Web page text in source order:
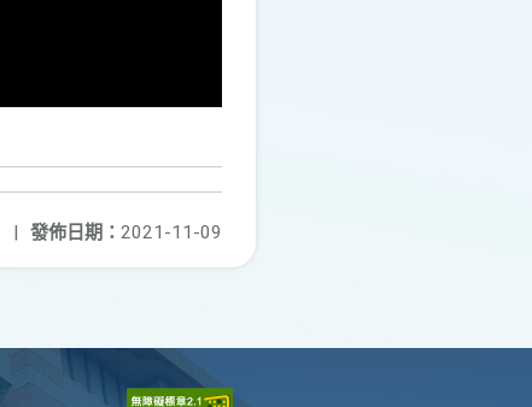
發佈日期： 2021-11-09
|